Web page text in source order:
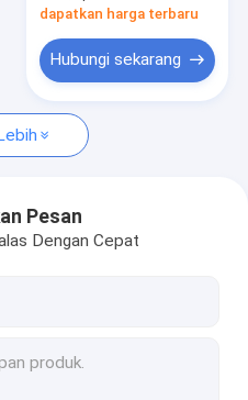
dapatkan harga terbaru
Hubungi sekarang
Pesan
Dengan Cepat